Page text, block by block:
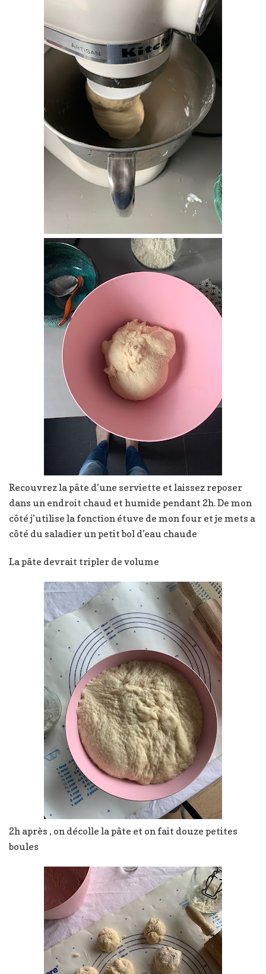
Recouvrez la pâte d’une serviette et laissez reposer
dans un endroit chaud et humide pendant 2h. De mon
côté j’utilise la fonction étuve de mon four et je mets a
côté du saladier un petit bol d’eau chaude
La pâte devrait tripler de volume
2h après , on décolle la pâte et on fait douze petites
boules